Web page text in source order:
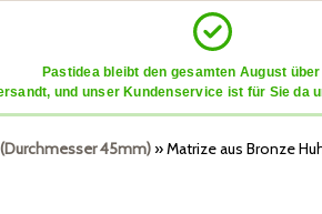
Pastidea bleibt den gesamten August
und unser Kundenservice ist für Sie
45mm)»Matrize aus Bronze